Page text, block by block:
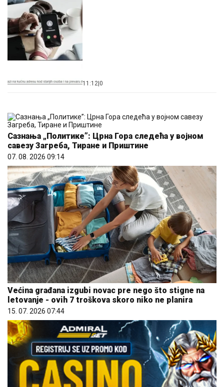
11:12 0
Сазнања „Политике”: Црна Гора следећа у војном
савезу Загреба, Тиране и Приштине
07. 08. 2026 09:14
Većina građana izgubi novac pre nego što stigne na
letovanje - ovih 7 troškova skoro niko ne planira
15. 07. 2026 07:44